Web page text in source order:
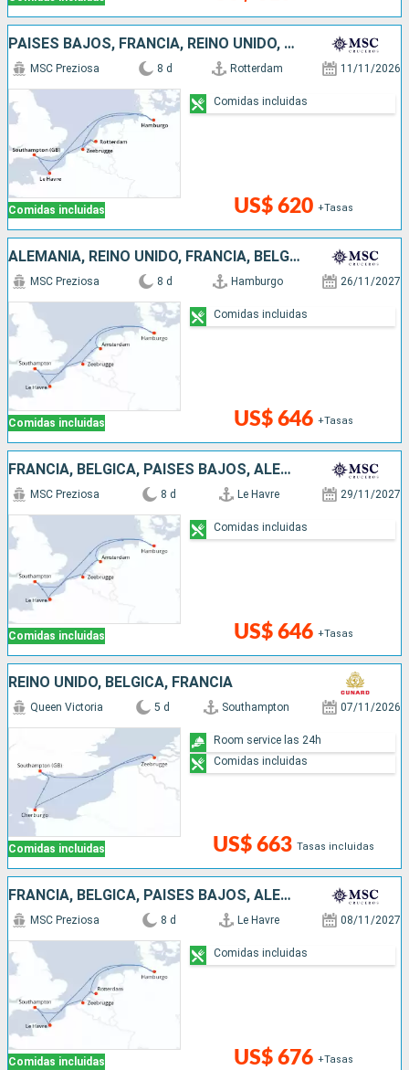
PAISES BAJOS, FRANCIA, REINO UNIDO, ALEMANIA, BÉLGICA
Comidas incluidas
MSC Preziosa 8 d Rotterdam 11/11/2026
US$ 620 +Tasas
Comidas incluidas
ALEMANIA, REINO UNIDO, FRANCIA, BÉLGICA, PAISES BAJOS
Comidas incluidas
MSC Preziosa 8 d Hamburgo 26/11/2027
US$ 646 +Tasas
Comidas incluidas
FRANCIA, BÉLGICA, PAISES BAJOS, ALEMANIA, REINO UNIDO
Comidas incluidas
MSC Preziosa 8 d Le Havre 29/11/2027
US$ 646 +Tasas
Comidas incluidas
REINO UNIDO, BÉLGICA, FRANCIA
Comidas incluidas
Queen Victoria 5 d Southampton 07/11/2026
US$ 663 Tasas incluidas
Room service las 24h
Comidas incluidas
FRANCIA, BÉLGICA, PAISES BAJOS, ALEMANIA, REINO UNIDO
Comidas incluidas
MSC Preziosa 8 d Le Havre 08/11/2027
US$ 676 +Tasas
Comidas incluidas